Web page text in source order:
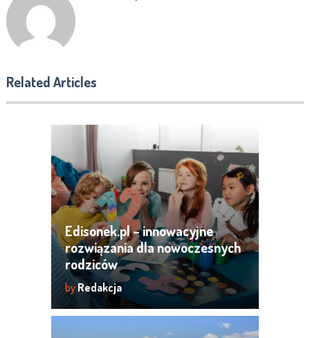
Related Articles
Edisonek.pl – innowacyjne
rozwiązania dla nowoczesnych
rodziców
by Redakcja